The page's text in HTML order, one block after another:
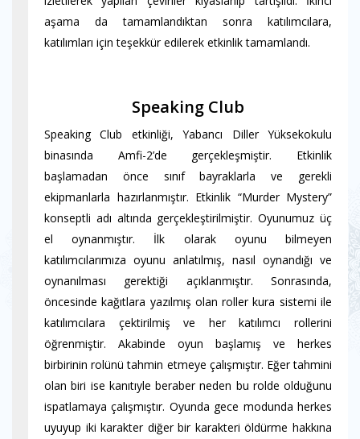
aşama da tamamlandıktan sonra katılımcılara,
katılımları için teşekkür edilerek etkinlik tamamlandı.
Speaking Club
Speaking Club etkinliği, Yabancı Diller Yüksekokulu
binasında Amfi-2’de gerçekleşmiştir. Etkinlik
başlamadan önce sınıf bayraklarla ve gerekli
ekipmanlarla hazırlanmıştır. Etkinlik “Murder Mystery”
konseptli adı altında gerçekleştirilmiştir. Oyunumuz üç
el oynanmıştır. İlk olarak oyunu bilmeyen
katılımcılarımıza oyunu anlatılmış, nasıl oynandığı ve
oynanılması gerektiği açıklanmıştır. Sonrasında,
öncesinde kağıtlara yazılmış olan roller kura sistemi ile
katılımcılara çektirilmiş ve her katılımcı rollerini
öğrenmiştir. Akabinde oyun başlamış ve herkes
birbirinin rolünü tahmin etmeye çalışmıştır. Eğer tahmini
olan biri ise kanıtıyle beraber neden bu rolde olduğunu
ispatlamaya çalışmıştır. Oyunda gece modunda herkes
uyuyup iki karakter diğer bir karakteri öldürme hakkına